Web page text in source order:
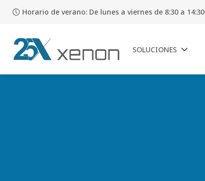
Horario de verano: De lunes a viernes de 8:30 a
SOLUCIONES